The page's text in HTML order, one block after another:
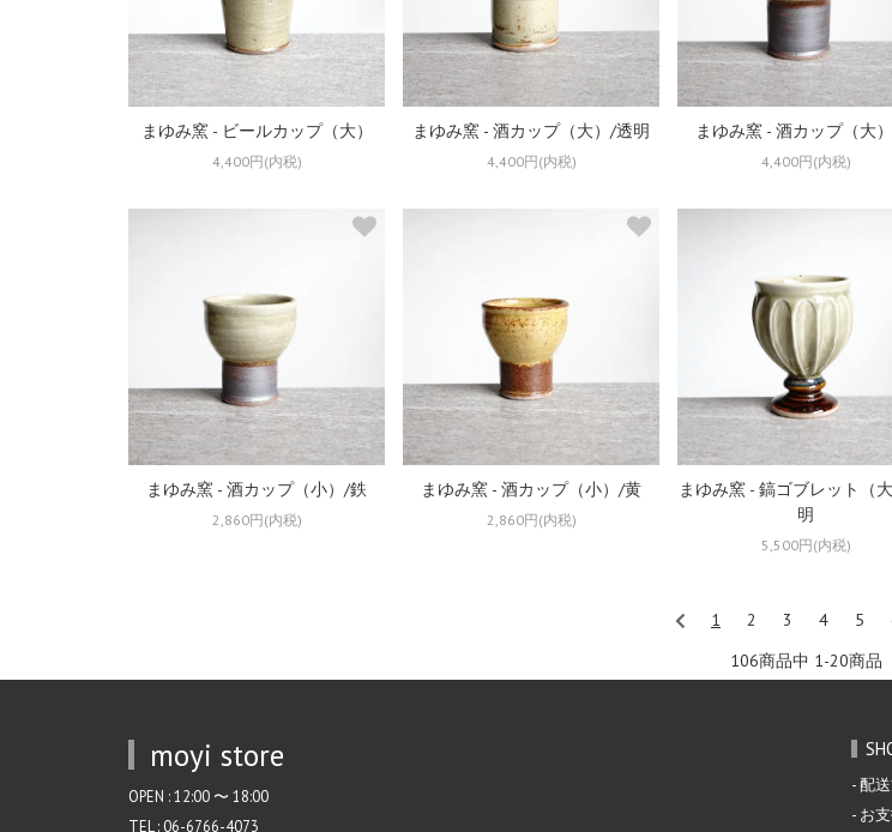
まゆみ窯 - ビールカップ（大）
4,400円(内税)
まゆみ窯 - 酒カップ（大）/透明
4,400円(内税)
まゆみ窯 - 酒カップ（大
4,400円(内税)
まゆみ窯 - 酒カップ（小）/鉄
2,860円(内税)
まゆみ窯 - 酒カップ（小）/黄
2,860円(内税)
まゆみ窯 - 鎬ゴブレット（
明
5,500円(内税)
1 2 3 4 5
106商品中 1-20商品
moyi store
OPEN : 12:00 〜 18:00
TEL : 06-6766-4073
配
お